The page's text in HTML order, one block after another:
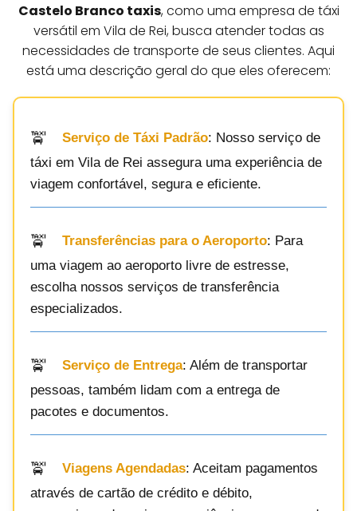
Castelo Branco taxis, como uma empresa de táxi
versátil em Vila de Rei, busca atender todas as
necessidades de transporte de seus clientes. Aqui
está uma descrição geral do que eles oferecem:
Serviço de Táxi Padrão: Nosso serviço de
táxi em Vila de Rei assegura uma experiência de
viagem confortável, segura e eficiente.
Transferências para o Aeroporto: Para
uma viagem ao aeroporto livre de estresse,
escolha nossos serviços de transferência
especializados.
Serviço de Entrega: Além de transportar
pessoas, também lidam com a entrega de
pacotes e documentos.
Viagens Agendadas: Aceitam pagamentos
através de cartão de crédito e débito,